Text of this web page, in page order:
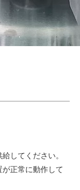
してください。
正常に動作して